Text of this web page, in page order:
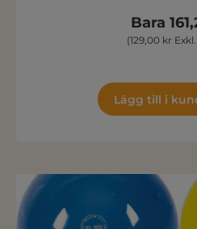
Bara
(129,00 kr
Lägg till i